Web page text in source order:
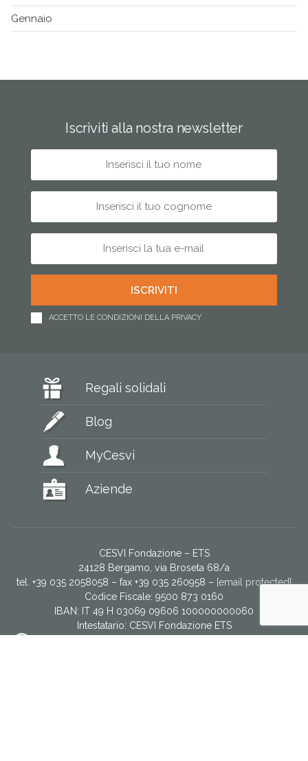
Gennaio
Iscriviti alla nostra newsletter
ACCETTO LE CONDIZIONI DELLA PRIVACY
Regali solidali
Blog
MyCesvi
Aziende
CESVI Fondazione – ETS
24128 Bergamo, via Broseta 68/a
tel. +39 035 2058058 – fax +39 035 260958 – [email protected]
Codice Fiscale: 9500 873 0160
IBAN: IT 49 H 03069 09606 100000000060
Intestatario: CESVI Fondazione ETS